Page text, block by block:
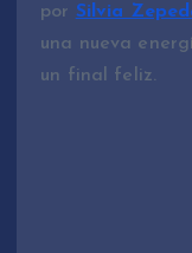
por Silvia
una nueva
un final feliz.